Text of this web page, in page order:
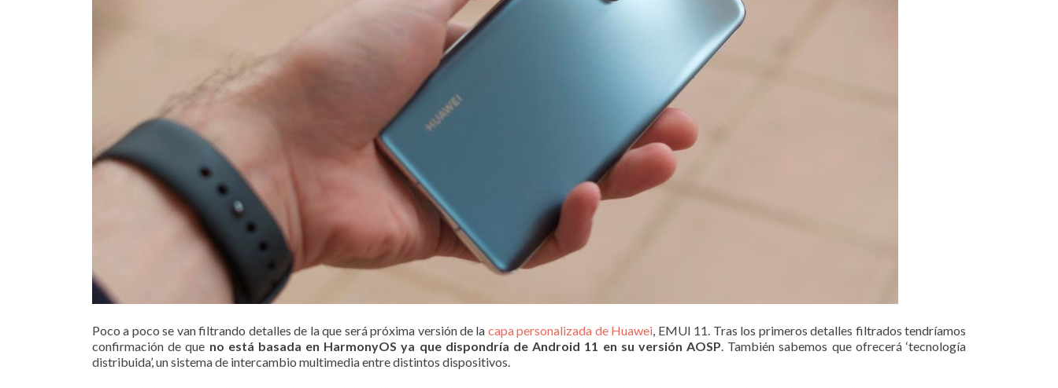
Poco a poco se van filtrando detalles de la que será próxima versión de la capa personalizada de Huawei, EMUI 11. Tras los primeros detalles filtrados tendríamos
confirmación de que no está basada en HarmonyOS ya que dispondría de Android 11 en su versión AOSP. También sabemos que ofrecerá ‘tecnología
distribuida’, un sistema de intercambio multimedia entre distintos dispositivos.